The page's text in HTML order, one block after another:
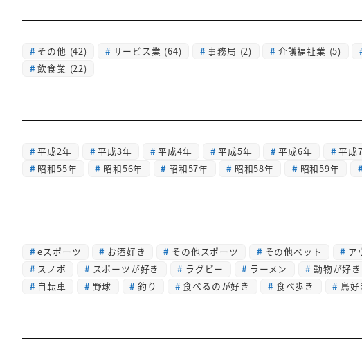
その他 (42) サービス業 (64) 事務局 (2) 介護福祉業 (5)
飲食業 (22)
平成2年 平成3年 平成4年 平成5年 平成6年 平成
昭和55年
昭和56年 昭和57年 昭和58年 昭和59年
eスポーツ お酒好き その他スポーツ その他ペット ア
スノボ
スポーツが好き ラグビー ラーメン 動物が好き
自転車
野球 釣り 食べるのが好き 食べ歩き 鳥好